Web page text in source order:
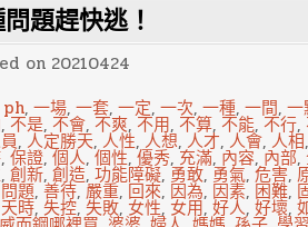
題趕快逃！
on 20210424
ph, 一場, 一套, 一定, 一次, 一種, 一間,
,不是, 不會, 不爽,不用, 不算, 不能,不行,
, 人定勝天, 人性, 人想, 人才, 人會, 人相,
, 保證,個人,個性,優秀,充滿,內容,內部,
, 創新, 創造, 功能障礙,勇敢,勇氣,危害,
問題,善待,嚴重,回來, 因為, 因素, 困難,
天時, 失控, 失敗, 女性, 女用, 好人, 好壞,